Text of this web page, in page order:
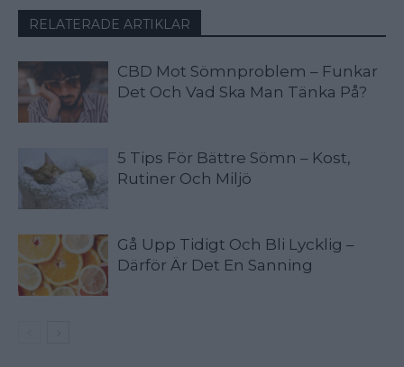
RELATERADE ARTIKLAR
CBD Mot Sömnproblem – Funkar
Det Och Vad Ska Man Tänka På?
5 Tips För Bättre Sömn – Kost,
Rutiner Och Miljö
Gå Upp Tidigt Och Bli Lycklig –
Därför Är Det En Sanning